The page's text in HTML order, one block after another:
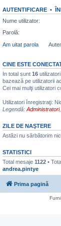
AUTENTIFICARE •
Nume utilizator:
Parolă:
Am uitat parola
CINE ESTE
In total sunt 16
bazează pe utilizatorii
Cei mai mulţi utilizatori
Utilizatori înregistraţi:
Legendă: Administratori,
ZILE DE NAŞTERE
Astăzi nu sărbătorim
STATISTICI
Total mesaje 1122 •
andrea.pintye
Prima pagină